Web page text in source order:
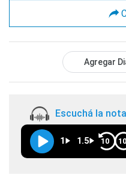
Agregar
Escuchá la
1 1.5 10 10